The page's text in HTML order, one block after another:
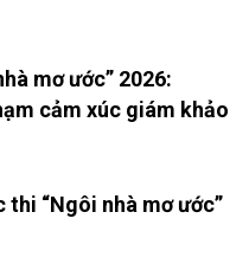
mơ ước” 2026:
cảm xúc giám khảo
thi “Ngôi nhà mơ ước”